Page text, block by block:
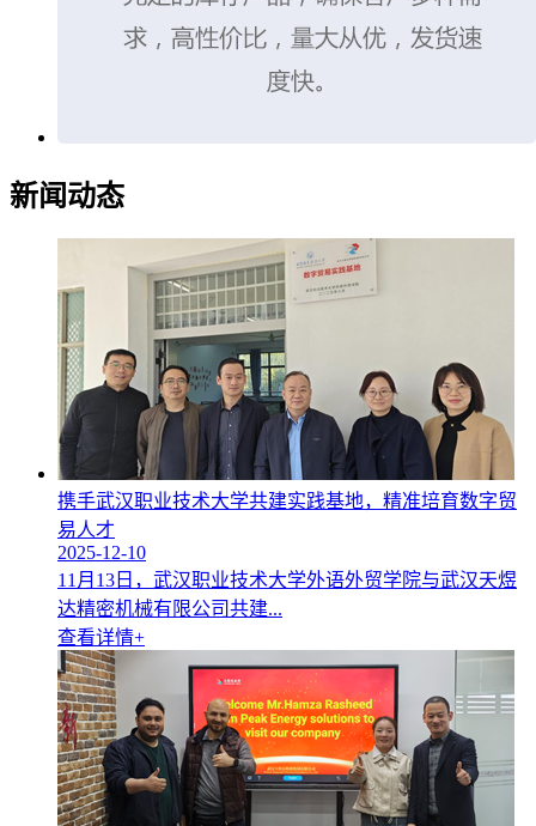
新闻动态
携手武汉职业技术大学共建实践基地，精准培育数字贸
易人才
2025-12-10
11月13日，武汉职业技术大学外语外贸学院与武汉天煜
达精密机械有限公司共建...
查看详情+